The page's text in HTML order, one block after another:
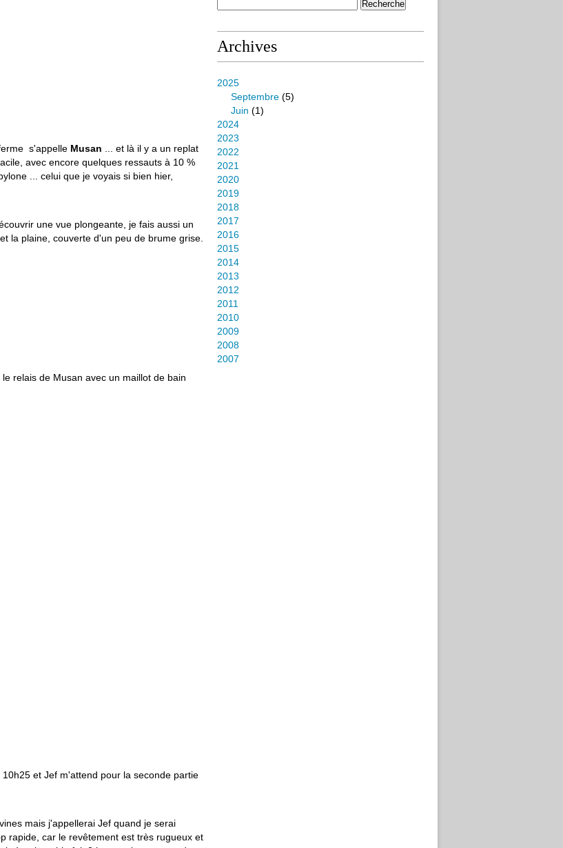
s'appelle Musan ... et là il y a un replat
avec encore quelques ressauts à 10 %
... celui que je voyais si bien hier,
une vue plongeante, je fais aussi un
la plaine, couverte d'un peu de brume grise.
relais de Musan avec un maillot de bain
et Jef m'attend pour la seconde partie
mais j'appellerai Jef quand je serai
rapide, car le revêtement est très rugueux et
Archives
2025
Septembre (5)
Juin (1)
2024
2023
2022
2021
2020
2019
2018
2017
2016
2015
2014
2013
2012
2011
2010
2009
2008
2007